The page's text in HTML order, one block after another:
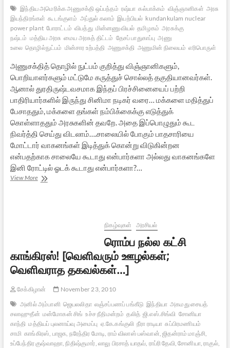
இந்திய அமெரிக்க அணுசக்தி ஒப்பந்தம் ரஷ்யா கல்பாக்கம் விஞ்ஞானிகள் அரசு
இயந்திரங்கள் கூடங்குளம் அப்துல் கலாம் இயற்பியல் kundankulam nuclear
power plant போராட்டம் விபத்து மின்னணுவியல் தமிழகம் அரசுக்கு
நஷ்டம் மத்திய அரசு மைய அரசுத் திட்டம் தேசப் பாதுகாப்பு அணு
உலை தொழில்நுட்பம் மின்சார உற்பத்தி அணுசக்தி அணுமின் நிலையம் எரிபொருள்
அணுசக்தித் தொழில் நுட்பம் குறித்து விஞ்ஞானிகளும்,
பொறியாளர்களும் மட்டுமே கருத்துச் சொல்லத் தகுதியானவர்கள்.
ஆனால் துரதிருஷ்டவசமாக இந்தப் பிரச்சினையைப் பற்றி
பாதிரியார்களில் இருந்து சினிமா நடிகர் வரை… மக்களை மதித்துப்
பேசாததும், மக்களை தங்கள் நம்பிக்கைக்கு எடுத்துக்
கொள்ளாததும் அரசுகளின் தவறே. அதை இப்பொழுதும் கூட
நிவர்த்தி செய்து விடலாம்….சாலையில் போகும் பாதசாரியை
மோட்டார் வாகனங்கள் இடித்துக் கொன்று விடுகின்றன
என்பதற்காக சாலையே கூடாது என்பார்களா அல்லது வாகனங்களே
இனி ரோட்டில் ஓடக் கூடாது என்பார்களா?…
View Moreகூடங்குளம்
நிகழ்வுகள் அரசியல்
ரொம்ப நல்ல கட்சி
காங்கிரஸ்! [வெளிவரும் ஊழல்கள்;
வெளிவராத தகவல்கள்…]
சேக்கிழான்
November 23, 2010
அனில் அம்பானி ஜெயலலிதா லஞ்சப்பணப் பங்கீடு இந்தியா அகமது சையத்
சலாஹுதீன் மன்மோகன் சிங் உச்ச நீதிமன்றம் தலித் ஜி.எஸ்.சிங்வி சோனியா
காந்தி மத்தியப் புலனாய்வு அமைப்பு ஏ.கே.கங்குலி நீரா ராடியா சுப்பிரமணியம்
சாமி காங்கிரஸ், பாஜக, நரேந்திர மோடி, ராம் விலாஸ் பஸ்வான், ஜிதன்ராம் மாஞ்சி,
உப்பேந்திர குஷ்வாஹா, நிதிஷ்குமார், லாலு பிரசாத் யாதவ், ராப்ரி தேவி, சோனியா, ராகுல்,